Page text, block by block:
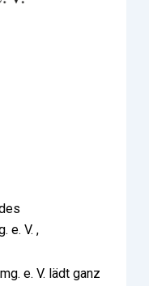
e. V. ,
e. V. lädt ganz